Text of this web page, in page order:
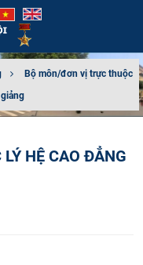
Bộ môn/đơn vị trực thuộc
HỆ CAO ĐẲNG